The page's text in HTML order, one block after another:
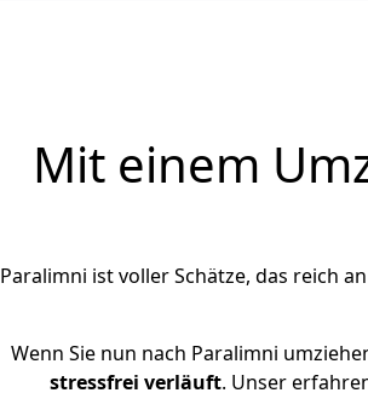
Mit einem
Paralimni ist voller Schätze, das reich
Wenn Sie nun nach Paralimni
stressfrei verläuft. Unser